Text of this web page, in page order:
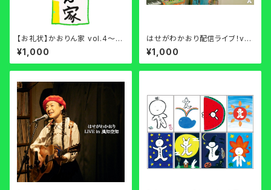
【お礼状】かおりん家 vol.4〜あ
りがとうお礼状〜
¥1,000
はせがわかおり配信ライブ！vo
l.26♪ありがとうお礼状
¥1,000